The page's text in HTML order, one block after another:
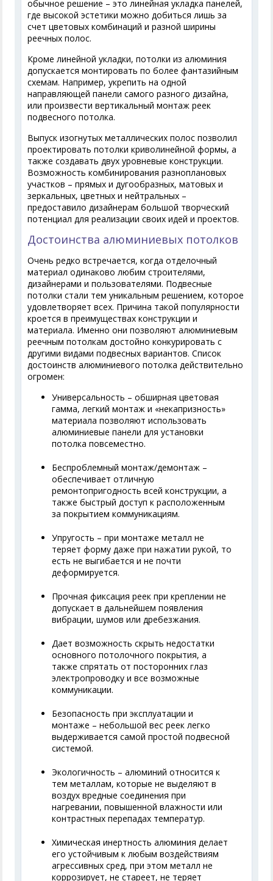
обычное решение – это линейная укладка панелей,
где высокой эстетики можно добиться лишь за
счет цветовых комбинаций и разной ширины
реечных полос.
Кроме линейной укладки, потолки из алюминия
допускается монтировать по более фантазийным
схемам. Например, укрепить на одной
направляющей панели самого разного дизайна,
или произвести вертикальный монтаж реек
подвесного потолка.
Выпуск изогнутых металлических полос позволил
проектировать потолки криволинейной формы, а
также создавать двух уровневые конструкции.
Возможность комбинирования разноплановых
участков – прямых и дугообразных, матовых и
зеркальных, цветных и нейтральных –
предоставило дизайнерам большой творческий
потенциал для реализации своих идей и проектов.
Достоинства алюминиевых потолков
Очень редко встречается, когда отделочный
материал одинаково любим строителями,
дизайнерами и пользователями. Подвесные
потолки стали тем уникальным решением, которое
удовлетворяет всех. Причина такой популярности
кроется в преимуществах конструкции и
материала. Именно они позволяют алюминиевым
реечным потолкам достойно конкурировать с
другими видами подвесных вариантов. Список
достоинств алюминиевого потолка действительно
огромен:
Универсальность – обширная цветовая
гамма, легкий монтаж и «некапризность»
материала позволяют использовать
алюминиевые панели для установки
потолка повсеместно.
Беспроблемный монтаж/демонтаж –
обеспечивает отличную
ремонтопригодность всей конструкции, а
также быстрый доступ к расположенным
за покрытием коммуникациям.
Упругость – при монтаже металл не
теряет форму даже при нажатии рукой, то
есть не выгибается и не почти
деформируется.
Прочная фиксация реек при креплении не
допускает в дальнейшем появления
вибрации, шумов или дребезжания.
Дает возможность скрыть недостатки
основного потолочного покрытия, а
также спрятать от посторонних глаз
электропроводку и все возможные
коммуникации.
Безопасность при эксплуатации и
монтаже – небольшой вес реек легко
выдерживается самой простой подвесной
системой.
Экологичность – алюминий относится к
тем металлам, которые не выделяют в
воздух вредные соединения при
нагревании, повышенной влажности или
контрастных перепадах температур.
Химическая инертность алюминия делает
его устойчивым к любым воздействиям
агрессивных сред, при этом металл не
коррозирует, не стареет, не теряет